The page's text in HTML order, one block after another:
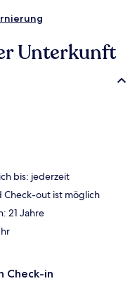
Unterkunft
bis: jederzeit
Check-out ist möglich
21 Jahre
Check-in